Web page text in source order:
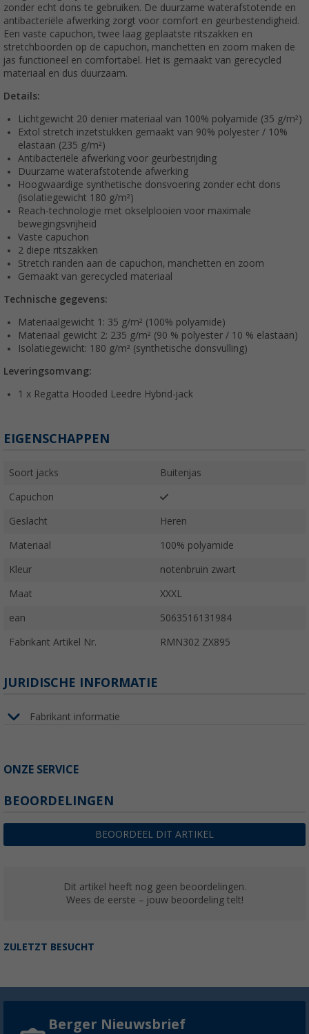
zonder echt dons te gebruiken. De duurzame waterafstotende en
antibacteriële afwerking zorgt voor comfort en geurbestendigheid.
Een vaste capuchon, twee laag geplaatste ritszakken en
stretchboorden op de capuchon, manchetten en zoom maken de
jas functioneel en comfortabel. Het is gemaakt van gerecycled
materiaal en dus duurzaam.
Details:
Lichtgewicht 20 denier materiaal van 100% polyamide (35 g/m²)
Extol stretch inzetstukken gemaakt van 90% polyester / 10%
elastaan (235 g/m²)
Antibacteriële afwerking voor geurbestrijding
Duurzame waterafstotende afwerking
Hoogwaardige synthetische donsvoering zonder echt dons
(isolatiegewicht 180 g/m²)
Reach-technologie met okselplooien voor maximale
bewegingsvrijheid
Vaste capuchon
2 diepe ritszakken
Stretch randen aan de capuchon, manchetten en zoom
Gemaakt van gerecycled materiaal
Technische gegevens:
Materiaalgewicht 1: 35 g/m² (100% polyamide)
Materiaal gewicht 2: 235 g/m² (90 % polyester / 10 % elastaan)
Isolatiegewicht: 180 g/m² (synthetische donsvulling)
Leveringsomvang:
1 x Regatta Hooded Leedre Hybrid-jack
EIGENSCHAPPEN
Soort jacks Buitenjas
Capuchon
Geslacht Heren
Materiaal 100% polyamide
Kleur notenbruin zwart
Maat XXXL
ean 5063516131984
Fabrikant Artikel Nr. RMN302 ZX895
JURIDISCHE INFORMATIE
Fabrikant informatie
ONZE SERVICE
BEOORDELINGEN
BEOORDEEL DIT ARTIKEL
Dit artikel heeft nog geen beoordelingen.
Wees de eerste – jouw beoordeling telt!
ZULETZT BESUCHT
Berger Nieuwsbrief